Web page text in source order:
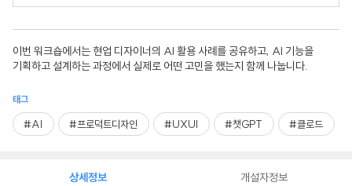
이번 워크숍에서는 현업 디자이너의 AI 활용 사례를 공유하고, AI 기능을
기획하고 설계하는 과정에서 실제로 어떤 고민을 했는지 함께 나눕니다.
태그
#AI #프로덕트디자인 #UXUI #챗GPT #클로드
상세정보 개설자정보